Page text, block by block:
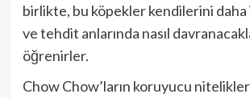
birlikte, bu köpekler kendilerini
ve tehdit anlarında nasıl
öğrenirler.
Chow Chow’ların koruyucu